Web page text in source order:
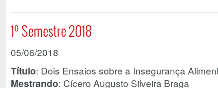
1º Semestre 2018
05/06/2018
Título: Dois Ensaios sobre a Insegurança
Mestrando: Cícero Augusto Silveira Braga